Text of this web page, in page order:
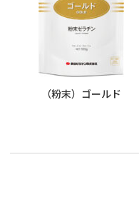
（粉末）ゴールド